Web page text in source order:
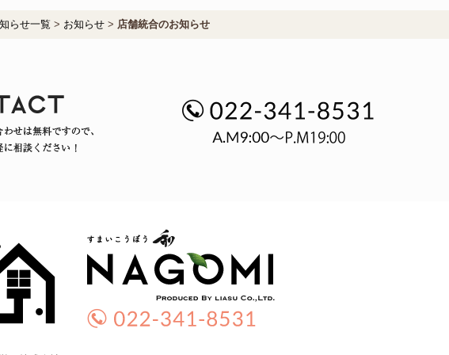
らせ一覧 > お知らせ > 店舗統合のお知らせ